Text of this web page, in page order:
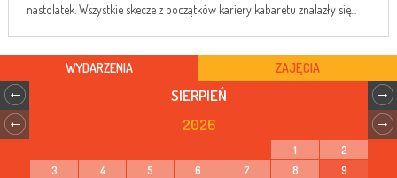
nastolatek. Wszystkie skecze z początków kariery kabaretu znalazły się...
WYDARZENIA ZAJĘCIA
SIERPIEŃ
2026
1
2
3
4 5 6 7 8 9